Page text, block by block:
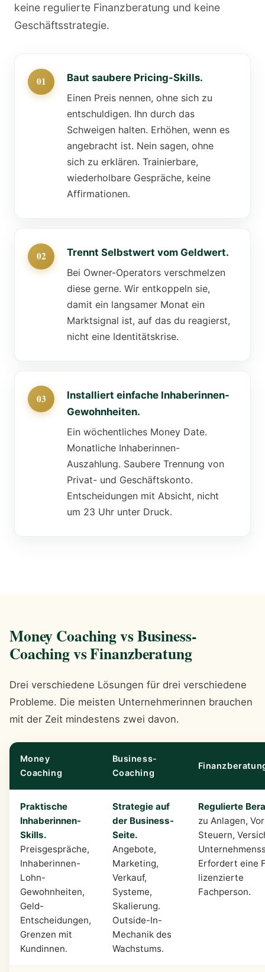
keine regulierte Finanzberatung und keine
Geschäftsstrategie.
Baut saubere Pricing-Skills.
Einen Preis nennen, ohne sich zu
entschuldigen. Ihn durch das
Schweigen halten. Erhöhen, wenn es
angebracht ist. Nein sagen, ohne
sich zu erklären. Trainierbare,
wiederholbare Gespräche, keine
Affirmationen.
Trennt Selbstwert vom Geldwert.
Bei Owner-Operators verschmelzen
diese gerne. Wir entkoppeln sie,
damit ein langsamer Monat ein
Marktsignal ist, auf das du reagierst,
nicht eine Identitätskrise.
Installiert einfache Inhaberinnen-
Gewohnheiten.
Ein wöchentliches Money Date.
Monatliche Inhaberinnen-
Auszahlung. Saubere Trennung von
Privat- und Geschäftskonto.
Entscheidungen mit Absicht, nicht
um 23 Uhr unter Druck.
Money Coaching vs Business-
Coaching vs Finanzberatung
Drei verschiedene Lösungen für drei verschiedene
Probleme. Die meisten Unternehmerinnen brauchen
mit der Zeit mindestens zwei davon.
Money
Coaching
Business-
Coaching
Praktische
Inhaberinnen-
Skills.
Preisgespräche,
Inhaberinnen-
Lohn-
Gewohnheiten,
Geld-
Entscheidungen,
Grenzen mit
Kundinnen.
Strategie auf
der Business-
Seite.
Angebote,
Marketing,
Verkauf,
Systeme,
Skalierung.
Outside-In-
Mechanik des
Wachstums.
Regulierte
zu Anlagen,
Steuern,
Erfordert eine
lizenzierte
Fachperson.